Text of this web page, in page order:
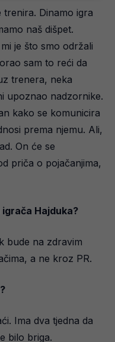
Dinamo igra
naš dišpet.
je što smo održali
sam to reći da
trenera, neka
upoznao nadzornike.
kako se komunicira
prema njemu. Ali,
On će se
priča o pojačanjima,
Hajduka?
bude na zdravim
a ne kroz PR.
Ima dva tjedna da
bilo briga.